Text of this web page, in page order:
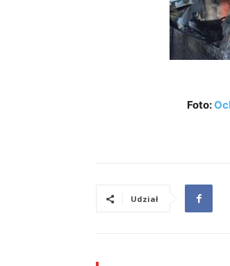
Foto:
Udział